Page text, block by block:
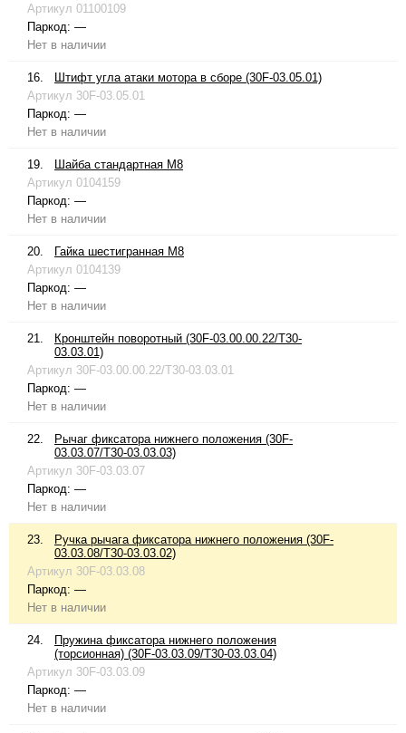
Артикул 01100109
Паркод: —
Нет в наличии
16.
Штифт угла атаки мотора в сборе (30F-03.05.01)
Артикул 30F-03.05.01
Паркод: —
Нет в наличии
19.
Шайба стандартная М8
Артикул 0104159
Паркод: —
Нет в наличии
20.
Гайка шестигранная М8
Артикул 0104139
Паркод: —
Нет в наличии
21.
Кронштейн поворотный (30F-03.00.00.22/T30-
03.03.01)
Артикул 30F-03.00.00.22/T30-03.03.01
Паркод: —
Нет в наличии
22.
Рычаг фиксатора нижнего положения (30F-
03.03.07/T30-03.03.03)
Артикул 30F-03.03.07
Паркод: —
Нет в наличии
23.
Ручка рычага фиксатора нижнего положения (30F-
03.03.08/T30-03.03.02)
Артикул 30F-03.03.08
Паркод: —
Нет в наличии
24.
Пружина фиксатора нижнего положения
(торсионная) (30F-03.03.09/T30-03.03.04)
Артикул 30F-03.03.09
Паркод: —
Нет в наличии